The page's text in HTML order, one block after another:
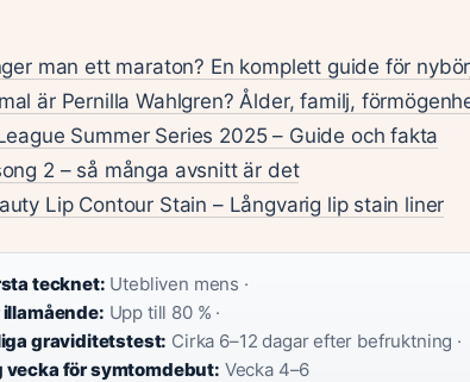
man ett maraton? En komplett guide för
är Pernilla Wahlgren? Ålder, familj,
Summer Series 2025 – Guide och fakta
2 – så många avsnitt är det
Lip Contour Stain – Långvarig lip stain liner
tecknet: Utebliven mens ·
Upp till 80 % ·
graviditetstest: Cirka 6–12 dagar efter befruktning ·
för symtomdebut: Vecka 4–6